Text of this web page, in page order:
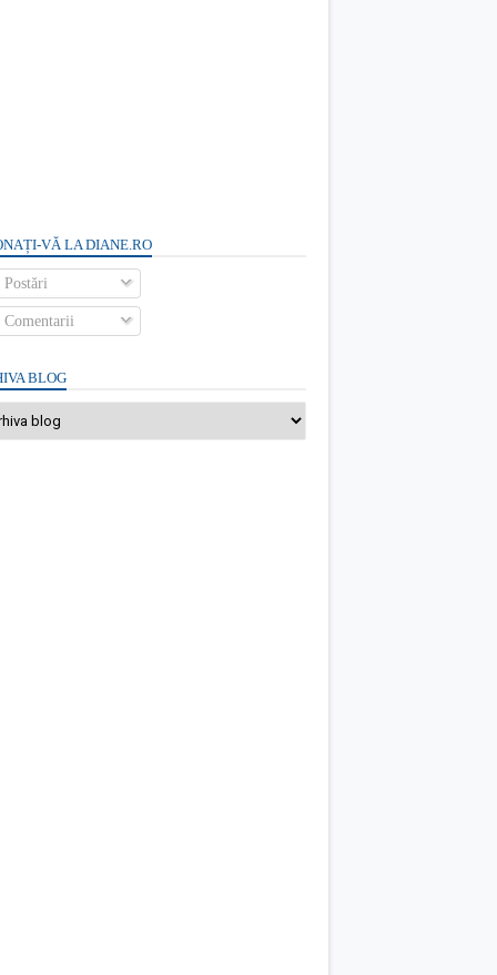
VĂ LA DIANE.RO
Postări
Comentarii
BLOG